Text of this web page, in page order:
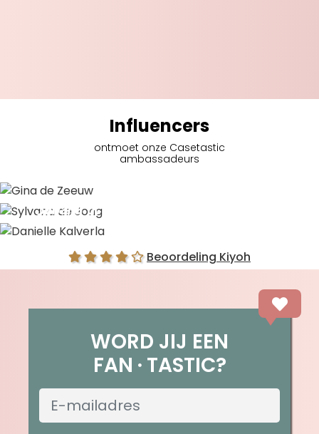
Influencers
ontmoet onze Casetastic
ambassadeurs
Sylvana de Jong
Beoordeling Kiyoh
WORD JIJ EEN
FAN TASTIC?